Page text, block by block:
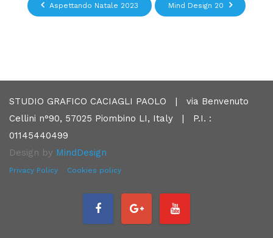
Aspettando Natale 2023 Mind Design 20
STUDIO GRAFICO CACIAGLI PAOLO | via Benvenuto
Cellini n°90, 57025 Piombino LI, Italy | P.I. :
01145440499
Design by MindDesign
Privacy Policy Cookies policy